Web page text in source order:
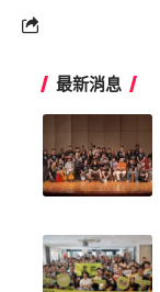
最新消息